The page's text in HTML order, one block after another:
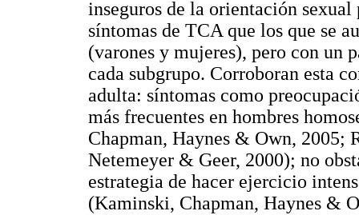
inseguros de la orientación
síntomas de TCA que los que se
(varones y mujeres), pero con un
cada subgrupo. Corroboran esta
adulta: síntomas como
más frecuentes en hombres
Chapman, Haynes & Own,
Netemeyer & Geer, 2000); no
estrategia de hacer ejercicio
(Kaminski, Chapman, Haynes &